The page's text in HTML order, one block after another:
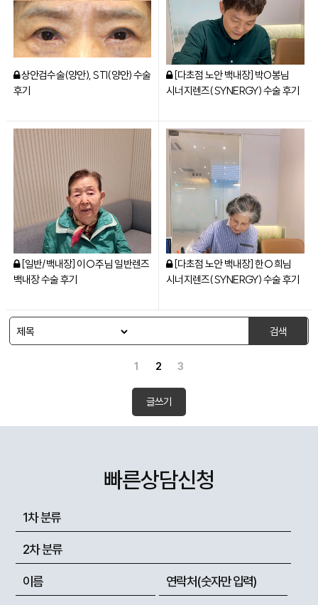
상안검수술(양안), STI(양안) 수술
후기
[다초점 노안 백내장] 박O봉님
시너지렌즈(SYNERGY) 수술 후기
[일반/백내장] 이○주님 일반렌즈
백내장 수술 후기
[다초점 노안 백내장] 한○희님
시너지렌즈(SYNERGY) 수술 후기
검색
1 2 3
글쓰기
빠른상담신청